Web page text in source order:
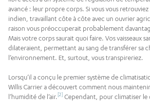
avancé : leur propre corps. Si vous vous retrouviez
indien, travaillant côte à côte avec un ouvrier
raison vous préoccuperait probablement
Mais votre corps saurait quoi faire. Vos vaisseaux
dilateraient, permettant au sang de transférer sa
l’environnement. Et, surtout, vous transpireriez.
Lorsqu’il a conçu le premier système de
Willis Carrier a découvert comment nous
l’humidité de l’air. [2] Cependant, pour climatiser le